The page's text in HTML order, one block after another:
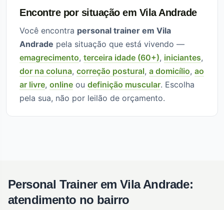
Encontre por situação em Vila Andrade
Você encontra personal trainer em Vila
Andrade pela situação que está vivendo —
emagrecimento, terceira idade (60+), iniciantes,
dor na coluna, correção postural, a domicílio, ao
ar livre, online ou definição muscular. Escolha
pela sua, não por leilão de orçamento.
Personal Trainer em Vila Andrade:
atendimento no bairro